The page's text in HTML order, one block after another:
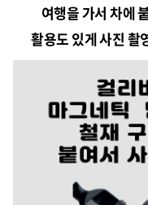
여행을 가서 차에
활용도 있게 사진 촬